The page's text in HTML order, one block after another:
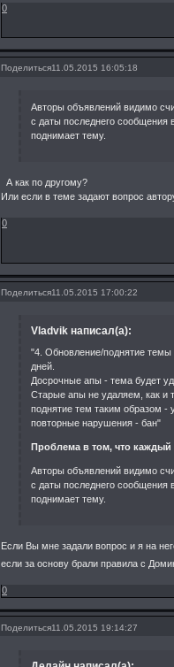
0
Поделиться11.05.2015 16:05:18
Авторы объявлений видимо
с даты последнего сообщения
поднимает тему.
А как по другому?
Или если в теме задают вопрос
0
Поделиться11.05.2015 17:00:22
Vladvik написал(а):
"4. Обновление/поднятие
дней.
Досрочные апы - тема будет
Старые апы не удаляем, как и
поднятие тем таким образом -
повторные нарушения - бан"
Проблема в том, что каждый
Авторы объявлений видимо
с даты последнего сообщения
поднимает тему.
Если Вы мне задали вопрос и я на
если за основу брали правила с
0
Поделиться11.05.2015 19:14:27